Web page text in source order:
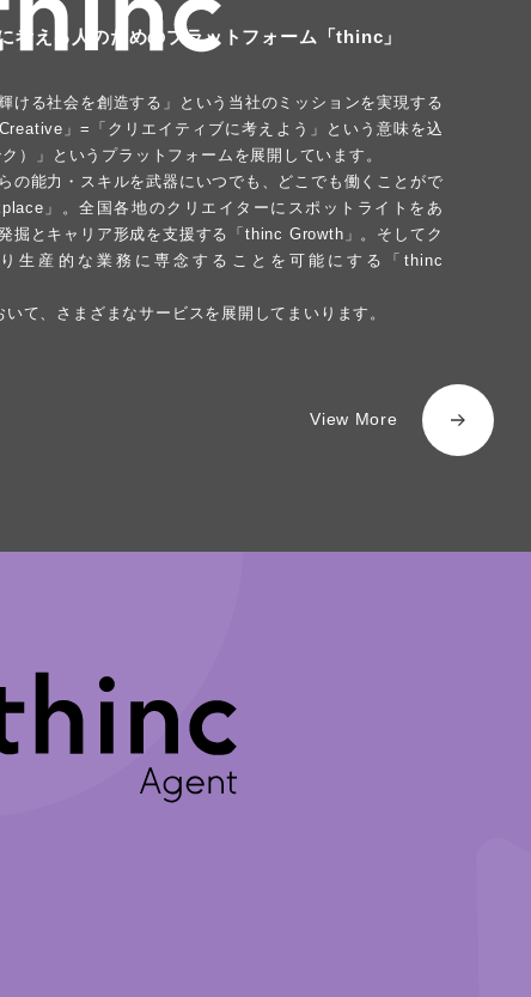
考える人のためのプラットフォーム「thinc」
ける社会を創造する」という当社のミッションを実現する
」=「クリエイティブに考えよう」という意味を込
）」というプラットフォームを展開しています。
の能力・スキルを武器にいつでも、どこでも働くことがで
」。全国各地のクリエイターにスポットライトをあ
掘とキャリア形成を支援する「thinc Growth」。そしてク
生産的な業務に専念することを可能にする「thinc
いて、さまざまなサービスを展開してまいります。
View More